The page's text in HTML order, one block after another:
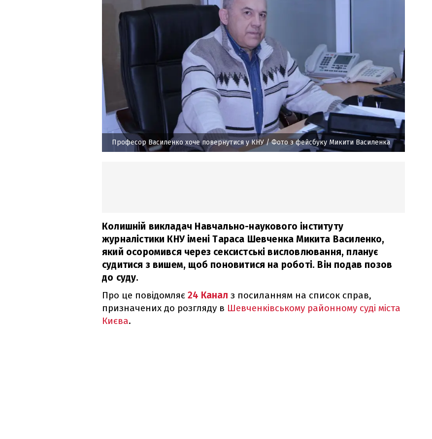
Професор Василенко хоче повернутися у КНУ/ Фото з фейсбуку Микити Василенка
Колишній викладач Навчально-наукового інституту
журналістики КНУ імені Тараса Шевченка Микита Василенко,
який осоромився через сексистські висловлювання, планує
судитися з вишем, щоб поновитися на роботі. Він подав позов
до суду.
Про це повідомляє 24 Канал з посиланням на список справ,
призначених до розгляду в Шевченківському районному суді міста
Києва.